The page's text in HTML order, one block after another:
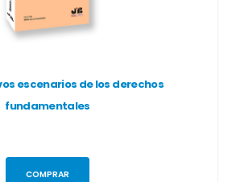
escenarios de los derechos
fundamentales
COMPRAR